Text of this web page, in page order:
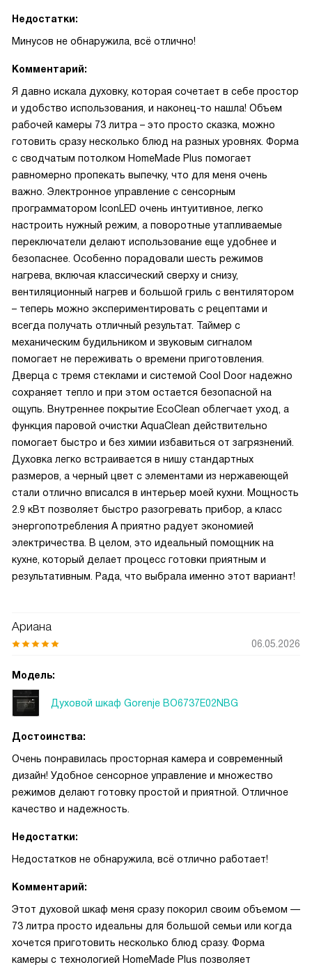
Недостатки:
Минусов не обнаружила, всё отлично!
Комментарий:
Я давно искала духовку, которая сочетает в себе простор
и удобство использования, и наконец-то нашла! Объем
рабочей камеры 73 литра – это просто сказка, можно
готовить сразу несколько блюд на разных уровнях. Форма
с сводчатым потолком HomeMade Plus помогает
равномерно пропекать выпечку, что для меня очень
важно. Электронное управление с сенсорным
программатором IconLED очень интуитивное, легко
настроить нужный режим, а поворотные утапливаемые
переключатели делают использование еще удобнее и
безопаснее. Особенно порадовали шесть режимов
нагрева, включая классический сверху и снизу,
вентиляционный нагрев и большой гриль с вентилятором
– теперь можно экспериментировать с рецептами и
всегда получать отличный результат. Таймер с
механическим будильником и звуковым сигналом
помогает не переживать о времени приготовления.
Дверца с тремя стеклами и системой Cool Door надежно
сохраняет тепло и при этом остается безопасной на
ощупь. Внутреннее покрытие EcoClean облегчает уход, а
функция паровой очистки AquaClean действительно
помогает быстро и без химии избавиться от загрязнений.
Духовка легко встраивается в нишу стандартных
размеров, а черный цвет с элементами из нержавеющей
стали отлично вписался в интерьер моей кухни. Мощность
2.9 кВт позволяет быстро разогревать прибор, а класс
энергопотребления А приятно радует экономией
электричества. В целом, это идеальный помощник на
кухне, который делает процесс готовки приятным и
результативным. Рада, что выбрала именно этот вариант!
Ариана
06.05.2026
Модель:
Духовой шкаф Gorenje BO6737E02NBG
Достоинства:
Очень понравилась просторная камера и современный
дизайн! Удобное сенсорное управление и множество
режимов делают готовку простой и приятной. Отличное
качество и надежность.
Недостатки:
Недостатков не обнаружила, всё отлично работает!
Комментарий:
Этот духовой шкаф меня сразу покорил своим объемом —
73 литра просто идеальны для большой семьи или когда
хочется приготовить несколько блюд сразу. Форма
камеры с технологией HomeMade Plus позволяет